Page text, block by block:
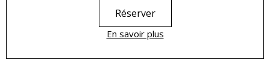
En savoir plus
Réserver